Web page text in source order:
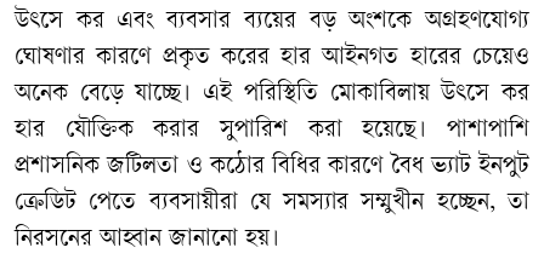
উৎসে কর এবং ব্যবসার ব্যয়ের বড় অংশকে অগ্রহণযোগ্য
ঘোষণার কারণে প্রকৃত করের হার আইনগত হারের চেয়েও
অনেক বেড়ে যাচ্ছে। এই পরিস্থিতি মোকাবিলায় উৎসে কর
হার
যৌক্তিক করার সুপারিশ করা হয়েছে।
পাশাপাশি
প্রশাসনিক জটিলতা ও কঠোর বিধির কারণে বৈধ ভ্যাট ইনপুট
ক্রেডিট পেতে ব্যবসায়ীরা যে সমস্যার সম্মুখীন হচ্ছেন,তা
নিরসনের আহ্বান জানানো হয়।